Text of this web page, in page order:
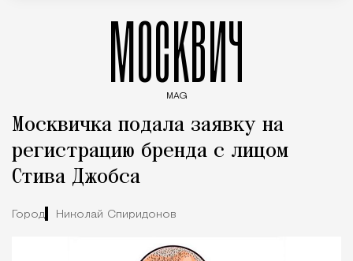
МОСКВИЧ
MAG
Москвичка подала заявку на
регистрацию бренда с лицом
Стива Джобса
Город Николай Спиридонов